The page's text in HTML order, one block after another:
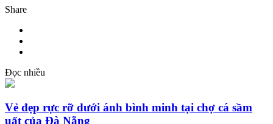
Share
Đọc nhiều
Vẻ đẹp rực rỡ dưới ánh bình minh tại chợ cá sầm
uất của Đà Nẵng